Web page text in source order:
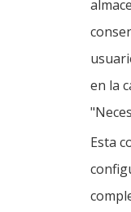
en la
Esta